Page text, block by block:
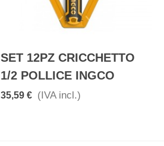
16 X 3/4
Con Anello
incl.)
SET 12PZ CRICCHETTO
1/2 POLLICE INGCO
35,59 € (IVA incl.)